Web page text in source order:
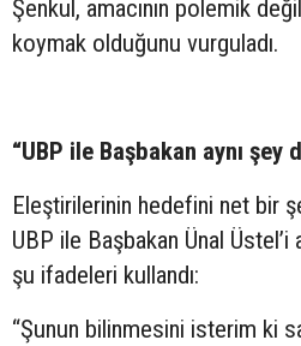
Şenkul, amacının polemik
koymak olduğunu vurguladı.
“UBP ile Başbakan aynı şey
Eleştirilerinin hedefini net bir
UBP ile Başbakan Ünal
şu ifadeleri kullandı:
“Şunun bilinmesini isterim ki